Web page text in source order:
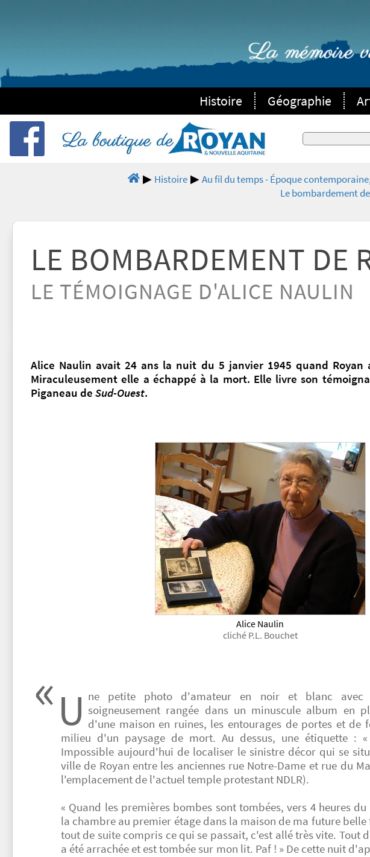
Histoire Géographie
Histoire Au fil du temps - Époque
Le bombardement
LE BOMBARDEMENT DE
LE TÉMOIGNAGE D'ALICE NAULIN
Alice Naulin avait 24 ans la nuit du 5 janvier 1945 quand Royan
Miraculeusement elle a échappé à la mort. Elle livre son
Piganeau de Sud-Ouest.
Alice Naulin
cliché P.L. Bouchet
U ne petite photo d'amateur en noir et blanc avec
soigneusement rangée dans un minuscule album en
d'une maison en ruines, les entourages de portes et de
milieu d'un paysage de mort. Au dessus, une étiquette :
Impossible aujourd'hui de localiser le sinistre décor qui se
ville de Royan entre les anciennes rue Notre-Dame et rue du
l'emplacement de l'actuel temple protestant NDLR).
« Quand les premières bombes sont tombées, vers 4 heures
la chambre au premier étage dans la maison de ma future
tout de suite compris ce qui se passait, c'est allé très vite. Tout
a été arrachée et est tombée sur mon lit. Paf ! » De cette nuit